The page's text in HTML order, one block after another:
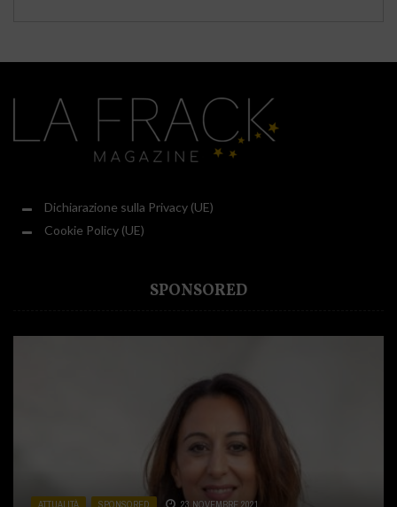
Dichiarazione sulla Privacy (UE)
Cookie Policy (UE)
SPONSORED
ATTUALITÀ SPONSORED 23 NOVEMBRE 2021
ATTUALITÀ CUCINA , SPONSORED 2 DICEMBRE 2020
ATTUALITÀ SPONSORED 31 LUGLIO 2020